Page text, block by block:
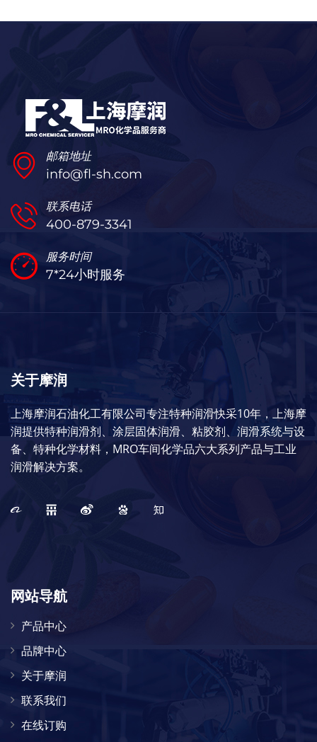
邮箱地址
info@fl-sh.com
联系电话
400-879-3341
服务时间
7*24小时服务
关于摩润
上海摩润石油化工有限公司专注特种润滑快采10年，上海摩
润提供特种润滑剂、涂层固体润滑、粘胶剂、润滑系统与设
备、特种化学材料，MRO车间化学品六大系列产品与工业
润滑解决方案。
网站导航
产品中心
品牌中心
关于摩润
联系我们
在线订购